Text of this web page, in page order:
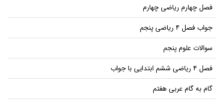
فصل چهارم ریاضی چهارم
جواب فصل ۴ ریاضی پنجم
سوالات علوم پنجم
فصل ۴ ریاضی ششم ابتدایی با جواب
گام به گام عربی هفتم